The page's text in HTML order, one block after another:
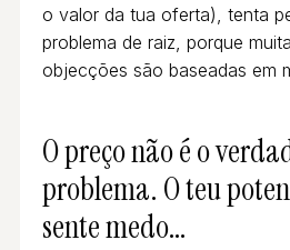
o valor da tua oferta), tenta
problema de raiz, porque
objecções são baseadas em
O preço não é o
problema. O teu
sente medo…